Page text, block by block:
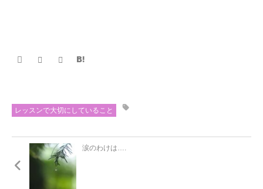
レッスンで大切にしていること
涙のわけは….